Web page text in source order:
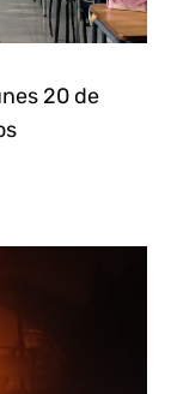
20 de